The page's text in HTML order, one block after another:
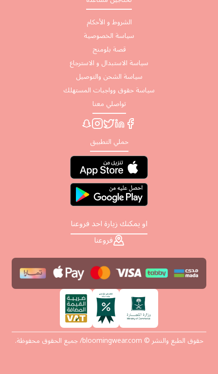
الشروط و الأحكام
سياسة الخصوصية
قصة بلومنج
سياسة الاستبدال و الاسترجاع
سياسة الشحن والتوصيل
سياسة حقوق وواجبات المستهلك
تواصلي معنا
حملي التطبيق
او يمكنك زيارة احد فروعنا
فروعنا
حقوق الطبع والنشر © bloomingwear.com/ جميع الحقوق محفوظة.